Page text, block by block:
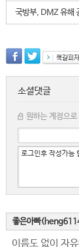
국방부, DMZ 유해
소셜댓글
원하는 계정으
좋은아빠
이름도 없이 자